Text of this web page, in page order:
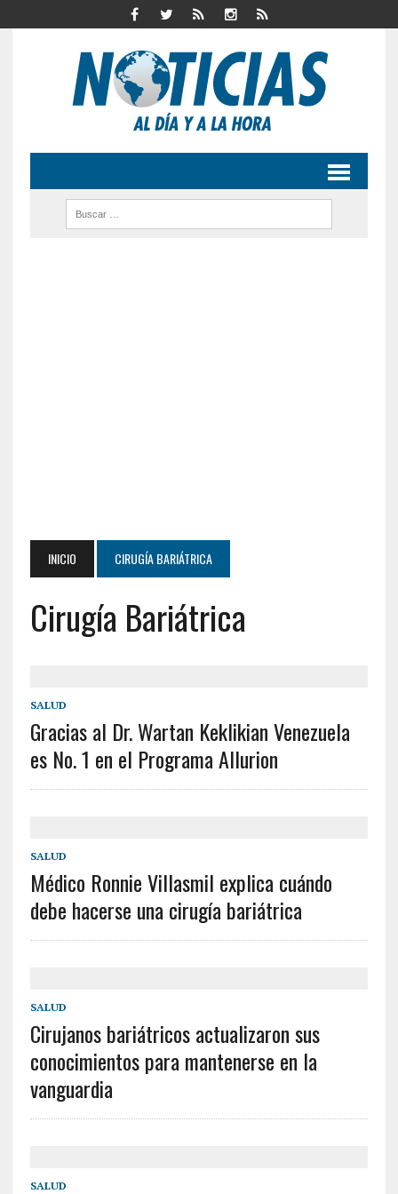
INICIO CIRUGÍA BARIÁTRICA
Cirugía Bariátrica
SALUD
Gracias al Dr. Wartan Keklikian Venezuela
es No. 1 en el Programa Allurion
SALUD
Médico Ronnie Villasmil explica cuándo
debe hacerse una cirugía bariátrica
SALUD
Cirujanos bariátricos actualizaron sus
conocimientos para mantenerse en la
vanguardia
SALUD